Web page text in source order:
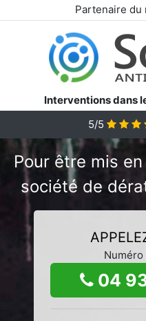
Partenaire du
Interventions dans
5/5
Pour être mis
société de
04